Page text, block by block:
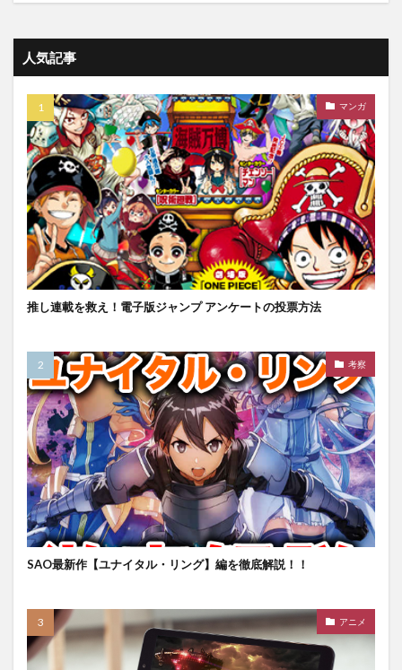
人気記事
マンガ
推し連載を救え！電子版ジャンプ アンケートの投票方法
考察
SAO最新作【ユナイタル・リング】編を徹底解説！！
アニメ